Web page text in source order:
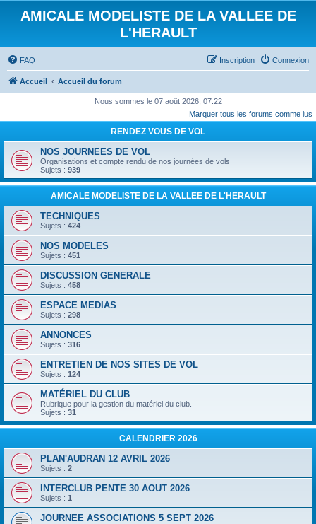
AMICALE MODELISTE DE LA VALLEE DE
L'HERAULT
FAQ Connexion
Inscription
Accueil Accueil du forum
Nous sommes le 07 août 2026, 07:22
Marquer tous les forums comme lus
RENDEZ VOUS DE VOL
NOS JOURNEES DE VOL
Organisations et compte rendu de nos journées de vols
Sujets : 939
AMICALE MODELISTE DE LA VALLEE DE L'HERAULT
TECHNIQUES
Sujets : 424
NOS MODELES
Sujets : 451
DISCUSSION GENERALE
Sujets : 458
ESPACE MEDIAS
Sujets : 298
ANNONCES
Sujets : 316
ENTRETIEN DE NOS SITES DE VOL
Sujets : 124
MATÉRIEL DU CLUB
Rubrique pour la gestion du matériel du club.
Sujets : 31
CALENDRIER 2026
PLAN'AUDRAN 12 AVRIL 2026
Sujets : 2
INTERCLUB PENTE 30 AOUT 2026
Sujets : 1
JOURNEE ASSOCIATIONS 5 SEPT 2026